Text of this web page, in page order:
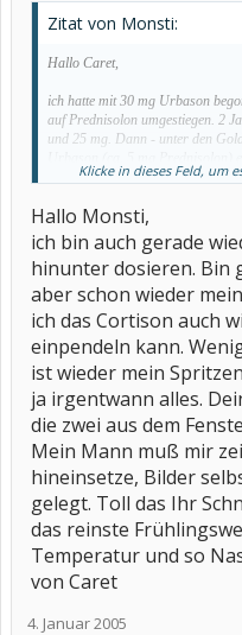
Zitat von Monsti:
Hallo Caret,
ich hatte mit 30 mg Urbason
auf Prednisolon umgestiegen. 2
und 25 mg. Dann - unter den
und den Rest der Geschichte
Ja, die Viecherl werden zuerst
liebe sie natürlich alle drei heiß
Anbei ein Bildchen von einem
Küche.
Verschneite Grüße aus Tirol von
Monsti
Klicke in dieses Feld, um
Hallo Monsti,
ich bin auch gerade
hinunter dosieren. Bin
aber schon wieder
ich das Cortison auch
einpendeln kann.
ist wieder mein
ja irgentwann alles.
die zwei aus dem
Mein Mann muß mir
hineinsetze, Bilder
gelegt. Toll das Ihr
das reinste
Temperatur und so
von Caret
4. Januar 2005